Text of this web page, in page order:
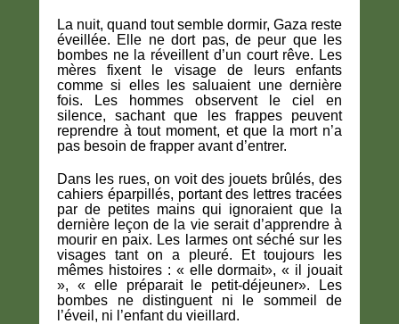
La nuit, quand tout semble dormir, Gaza reste
éveillée. Elle ne dort pas, de peur que les
bombes ne la réveillent d’un court rêve. Les
mères fixent le visage de leurs enfants
comme si elles les saluaient une dernière
fois. Les hommes observent le ciel en
silence, sachant que les frappes peuvent
reprendre à tout moment, et que la mort n’a
pas besoin de frapper avant d’entrer.
Dans les rues, on voit des jouets brûlés, des
cahiers éparpillés, portant des lettres tracées
par de petites mains qui ignoraient que la
dernière leçon de la vie serait d’apprendre à
mourir en paix. Les larmes ont séché sur les
visages tant on a pleuré. Et toujours les
mêmes histoires : « elle dormait», « il jouait
», « elle préparait le petit-déjeuner». Les
bombes ne distinguent ni le sommeil de
l’éveil, ni l’enfant du vieillard.